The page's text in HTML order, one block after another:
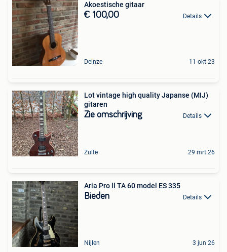
Akoestische gitaar
€ 100,00 Details
Deinze 11 okt 23
Lot vintage high quality Japanse (MIJ)
gitaren
Zie omschrijving Details
Zulte 29 mrt 26
Aria Pro ll TA 60 model ES 335
Bieden Details
Nijlen 3 jun 26